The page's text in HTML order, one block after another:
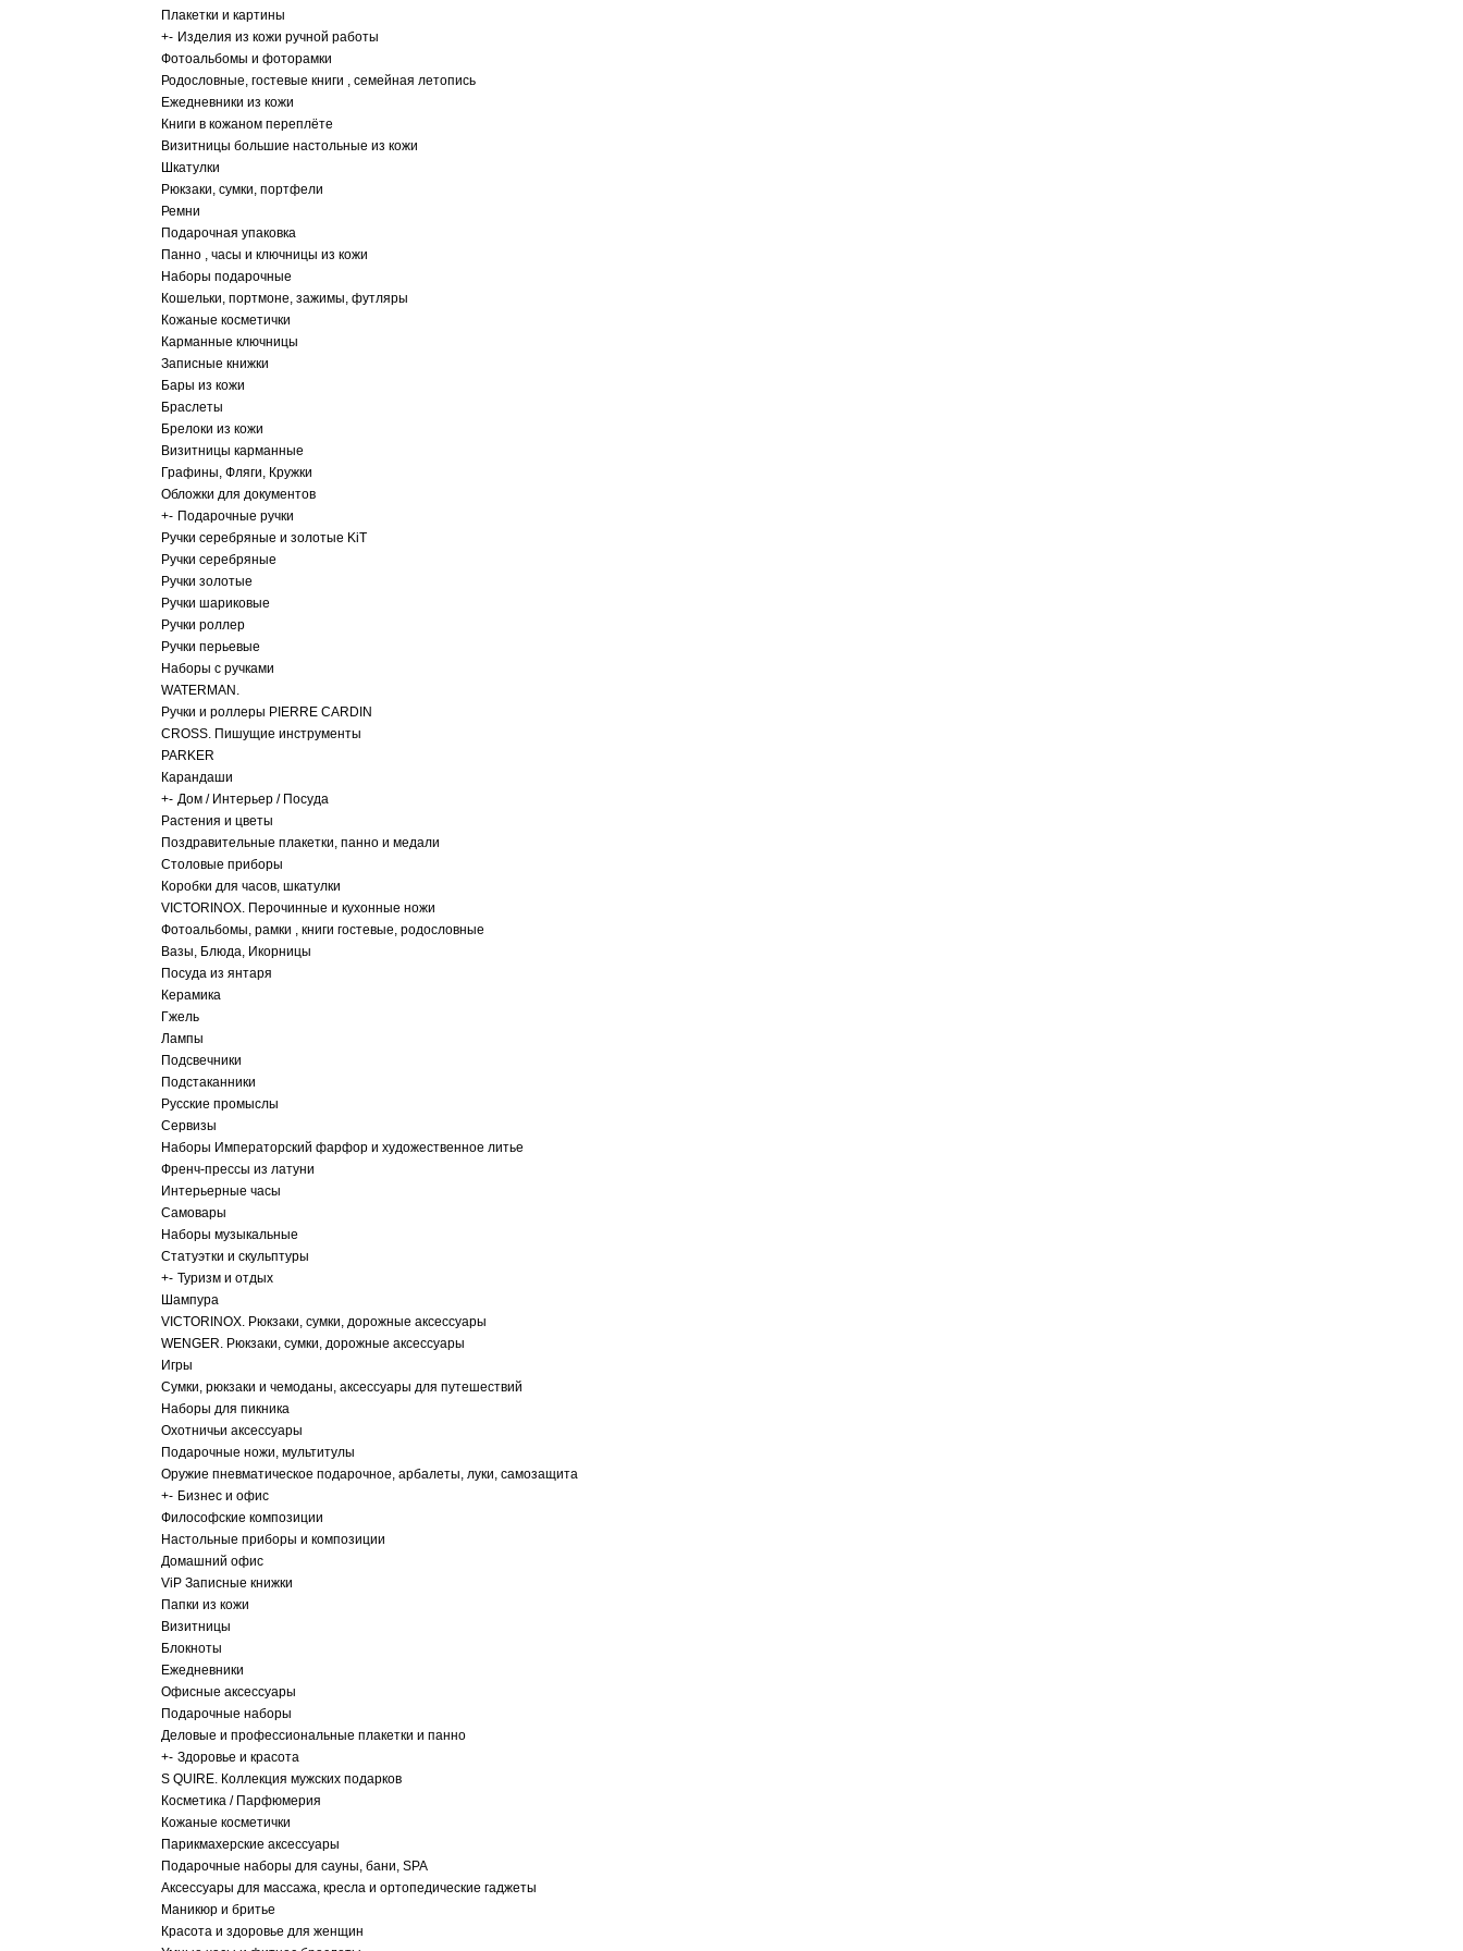
Плакетки и картины
+- Изделия из кожи ручной работы
Фотоальбомы и фоторамки
Родословные, гостевые книги , семейная летопись
Ежедневники из кожи
Книги в кожаном переплёте
Визитницы большие настольные из кожи
Шкатулки
Рюкзаки, сумки, портфели
Ремни
Подарочная упаковка
Панно , часы и ключницы из кожи
Наборы подарочные
Кошельки, портмоне, зажимы, футляры
Кожаные косметички
Карманные ключницы
Записные книжки
Бары из кожи
Браслеты
Брелоки из кожи
Визитницы карманные
Графины, Фляги, Кружки
Обложки для документов
+- Подарочные ручки
Ручки серебряные и золотые KiT
Ручки серебряные
Ручки золотые
Ручки шариковые
Ручки роллер
Ручки перьевые
Наборы с ручками
WATERMAN.
Ручки и роллеры PIERRE CARDIN
CROSS. Пишущие инструменты
PARKER
Карандаши
+- Дом / Интерьер / Посуда
Растения и цветы
Поздравительные плакетки, панно и медали
Столовые приборы
Коробки для часов, шкатулки
VICTORINOX. Перочинные и кухонные ножи
Фотоальбомы, рамки , книги гостевые, родословные
Вазы, Блюда, Икорницы
Посуда из янтаря
Керамика
Гжель
Лампы
Подсвечники
Подстаканники
Русские промыслы
Сервизы
Наборы Императорский фарфор и художественное литье
Френч-прессы из латуни
Интерьерные часы
Самовары
Наборы музыкальные
Статуэтки и скульптуры
+- Туризм и отдых
Шампура
VICTORINOX. Рюкзаки, сумки, дорожные аксессуары
WENGER. Рюкзаки, сумки, дорожные аксессуары
Игры
Сумки, рюкзаки и чемоданы, аксессуары для путешествий
Наборы для пикника
Охотничьи аксессуары
Подарочные ножи, мультитулы
Оружие пневматическое подарочное, арбалеты, луки, самозащита
+- Бизнес и офис
Философские композиции
Настольные приборы и композиции
Домашний офис
ViP Записные книжки
Папки из кожи
Визитницы
Блокноты
Ежедневники
Офисные аксессуары
Подарочные наборы
Деловые и профессиональные плакетки и панно
+- Здоровье и красота
S QUIRE. Коллекция мужских подарков
Косметика / Парфюмерия
Кожаные косметички
Парикмахерские аксессуары
Подарочные наборы для сауны, бани, SPA
Аксессуары для массажа, кресла и ортопедические гаджеты
Маникюр и бритье
Красота и здоровье для женщин